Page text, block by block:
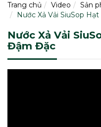
Trang chủ Video
Sản
Nước Xả Vải SiuSop
Nước Xả Vải
Đậm Đặc